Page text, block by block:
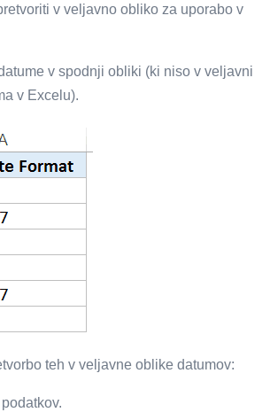
v veljavno obliko za uporabo v
v spodnji obliki (ki niso v veljavni
v Excelu).
teh v veljavne oblike datumov: